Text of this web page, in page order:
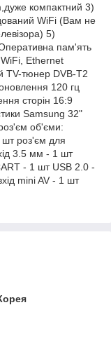
компактний 3)
WiFi (Вам не
5)
пам'ять
Ethernet
TV-тюнер DVB-T2
120 гц
сторін 16:9
Samsung 32"
об'єми:
роз'єм для
3.5 мм - 1 шт
- 1 шт USB 2.0 -
mini AV - 1 шт